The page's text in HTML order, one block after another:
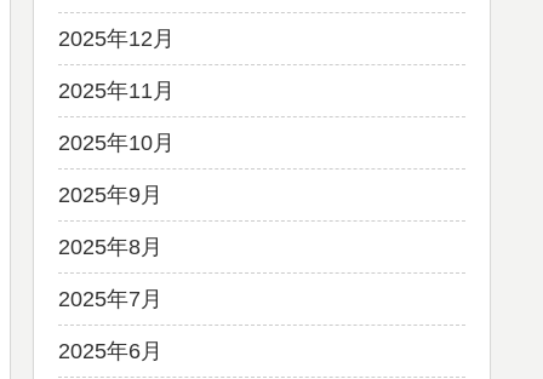
2025年12月
2025年11月
2025年10月
2025年9月
2025年8月
2025年7月
2025年6月